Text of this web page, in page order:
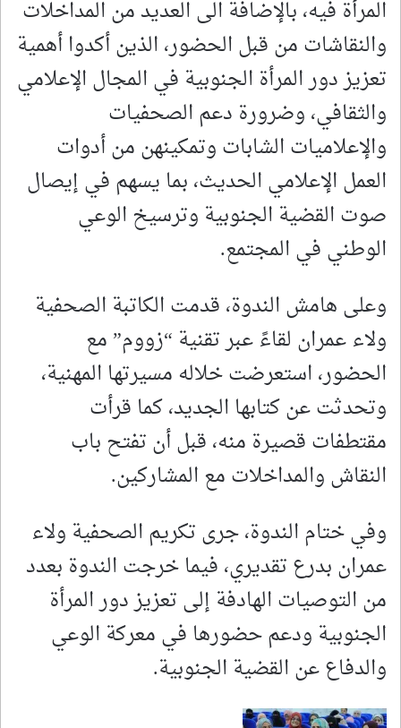
المرأة فيه، بالإضافة الى العديد من المداخلات
والنقاشات من قبل الحضور، الذين أكدوا أهمية
تعزيز دور المرأة الجنوبية في المجال الإعلامي
والثقافي، وضرورة دعم الصحفيات
والإعلاميات الشابات وتمكينهن من أدوات
العمل الإعلامي الحديث، بما يسهم في إيصال
صوت القضية الجنوبية وترسيخ الوعي
الوطني في المجتمع.
وعلى هامش الندوة، قدمت الكاتبة الصحفية
ولاء عمران لقاءً عبر تقنية “زووم” مع
الحضور، استعرضت خلاله مسيرتها المهنية،
وتحدثت عن كتابها الجديد، كما قرأت
مقتطفات قصيرة منه، قبل أن تفتح باب
النقاش والمداخلات مع المشاركين.
وفي ختام الندوة، جرى تكريم الصحفية ولاء
عمران بدرع تقديري، فيما خرجت الندوة بعدد
من التوصيات الهادفة إلى تعزيز دور المرأة
الجنوبية ودعم حضورها في معركة الوعي
والدفاع عن القضية الجنوبية.